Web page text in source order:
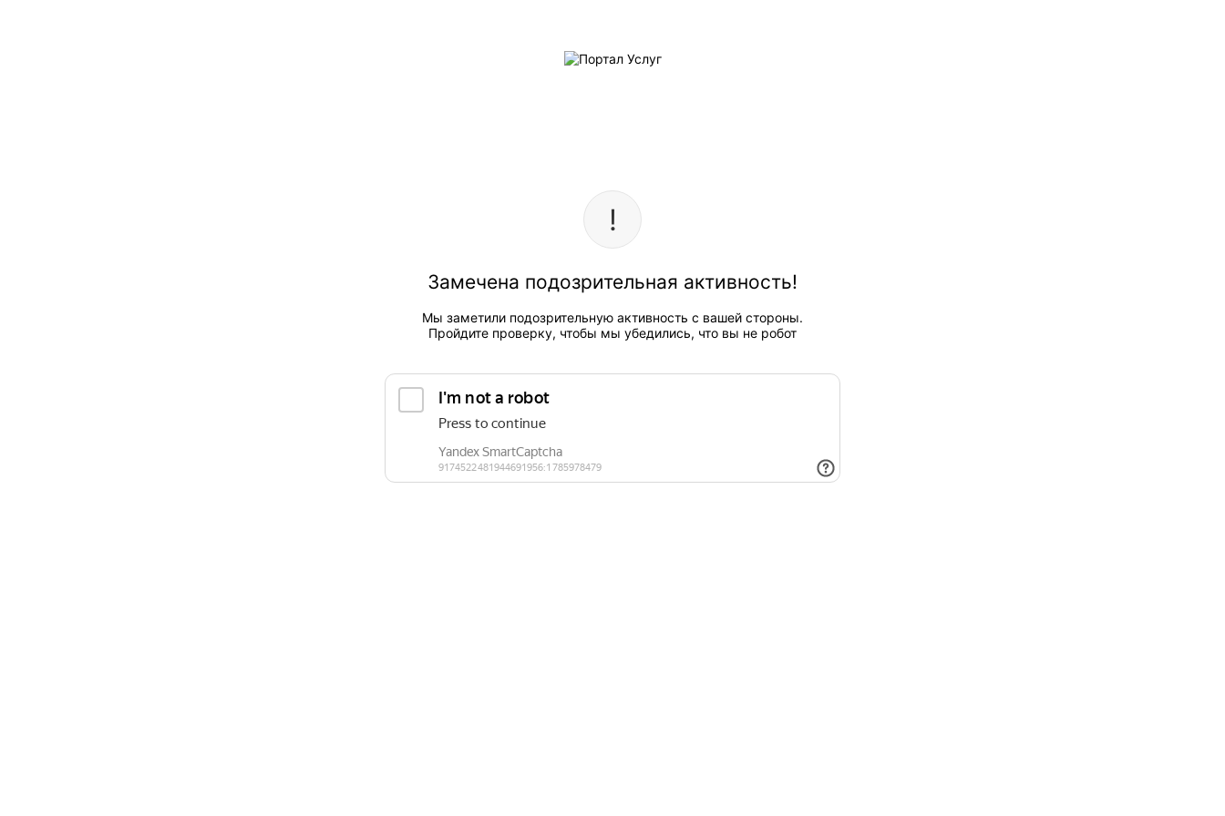
Замечена подозрительная активность!
Мы заметили подозрительную активность с вашей стороны.
Пройдите проверку, чтобы мы убедились, что вы не робот